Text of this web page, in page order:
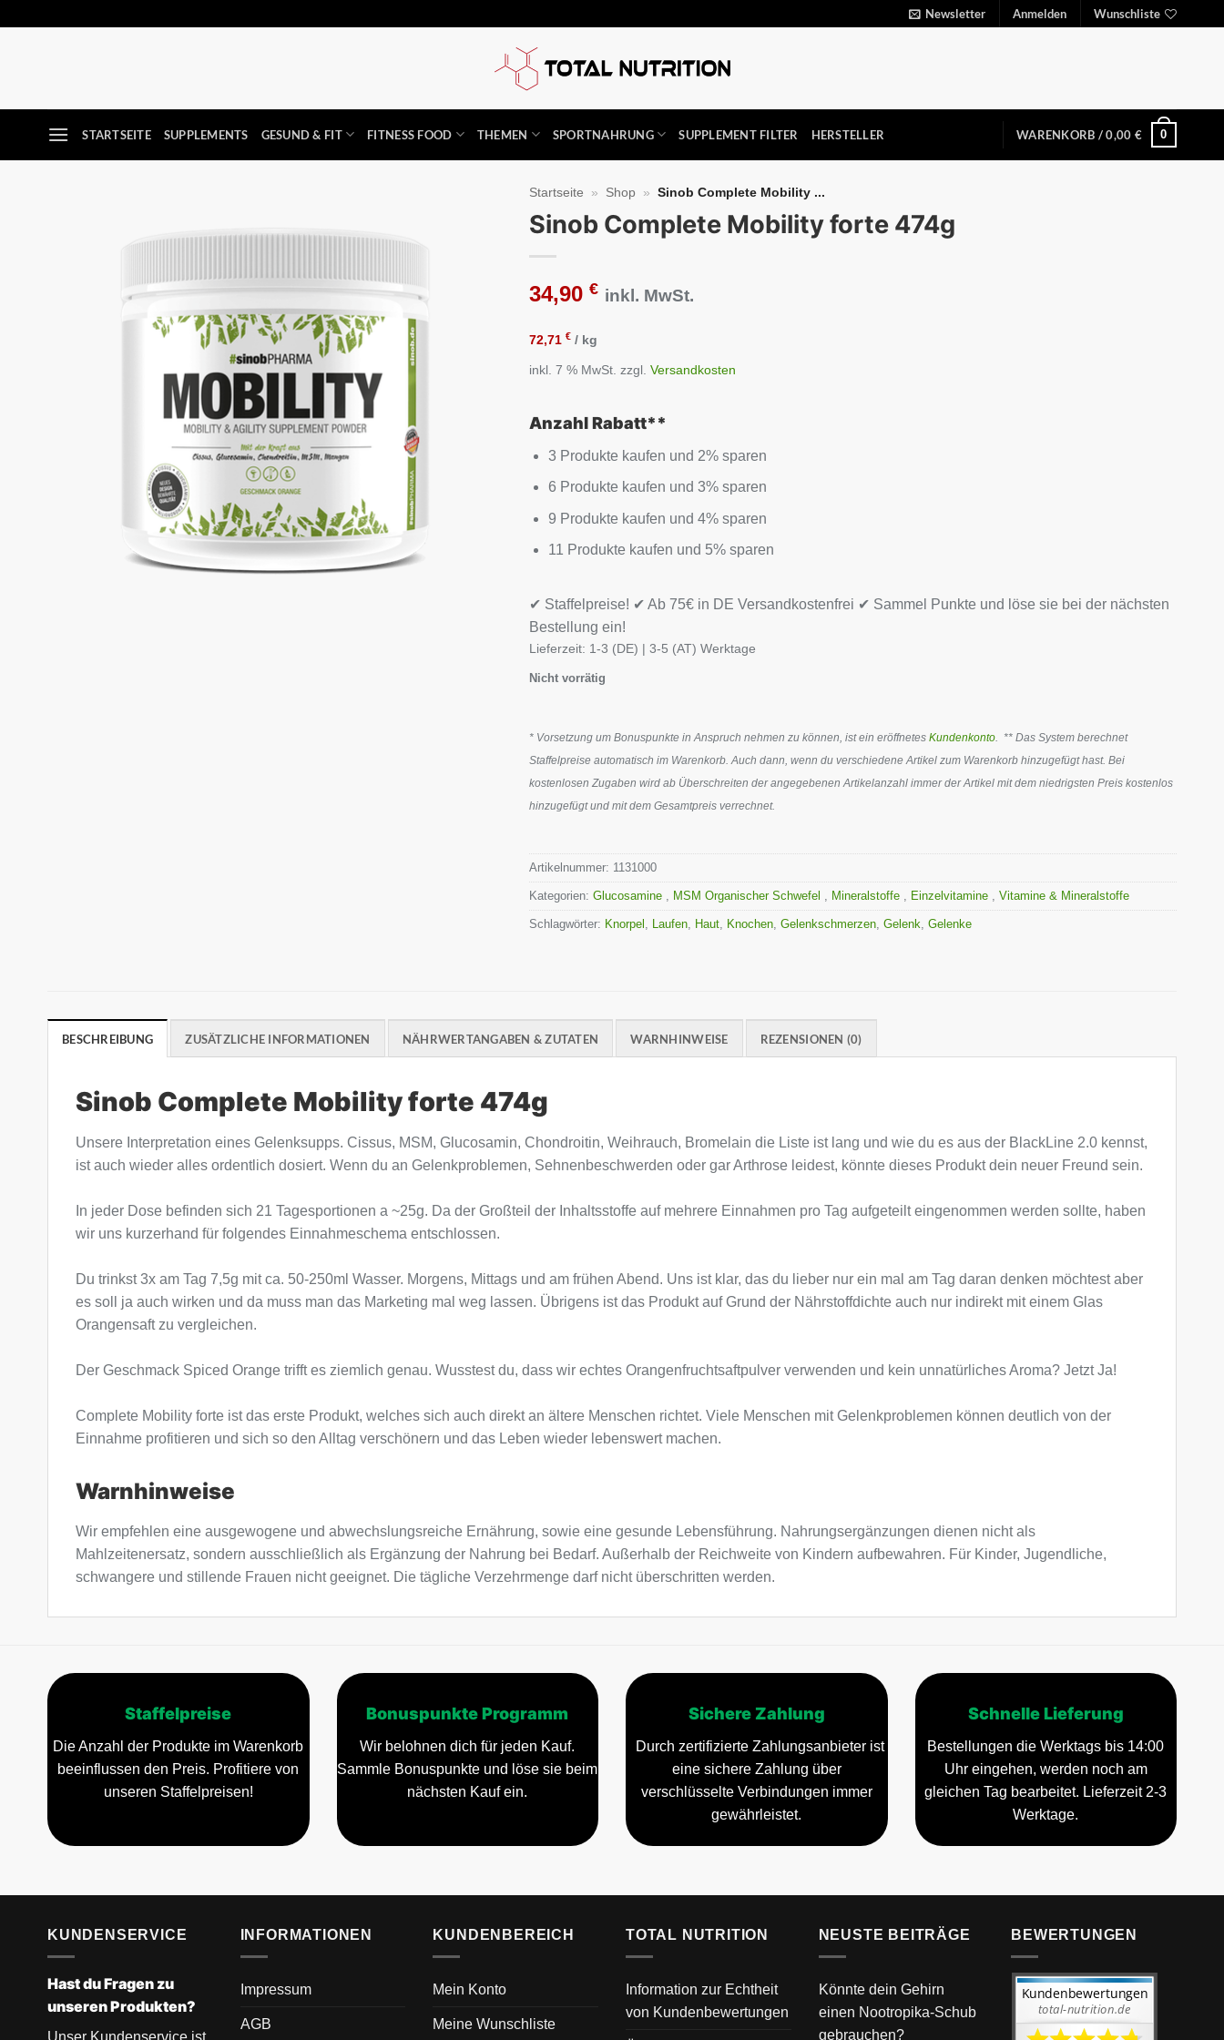
Newsletter Anmelden Wunschliste
STARTSEITE SUPPLEMENTS GESUND & FIT FITNESS FOOD THEMEN SPORTNAHRUNG SUPPLEMENT FILTER HERSTELLER WARENKORB /0,00 € 0
Startseite » Shop » Sinob Complete Mobility ...
Sinob Complete Mobility forte 474g
34,90€ inkl. MwSt.
72,71€ / kg
inkl. 7 % MwSt. zzgl.Versandkosten
Anzahl Rabatt**
3 Produkte kaufen und 2% sparen
6 Produkte kaufen und 3% sparen
9 Produkte kaufen und 4% sparen
11 Produkte kaufen und 5% sparen
✔ Staffelpreise! ✔ Ab 75€ in DE Versandkostenfrei ✔ Sammel Punkte und löse sie bei der nächsten
Bestellung ein!
Lieferzeit: 1-3 (DE) | 3-5 (AT) Werktage
Nicht vorrätig
* Vorsetzung um Bonuspunkte in Anspruch nehmen zu können, ist ein eröffnetesKundenkonto . ** Das System berechnet
Staffelpreise automatisch im Warenkorb. Auch dann, wenn du verschiedene Artikel zum Warenkorb hinzugefügt hast. Bei
kostenlosen Zugaben wird ab Überschreiten der angegebenen Artikelanzahl immer der Artikel mit dem niedrigsten Preis kostenlos
hinzugefügt und mit dem Gesamtpreis verrechnet.
Artikelnummer: 1131000
Kategorien:Glucosamine MSM Organischer Schwefel Mineralstoffe Einzelvitamine ,Vitamine & Mineralstoffe
Schlagwörter: Knorpel Laufen Haut Knochen ,Gelenkschmerzen ,Gelenk ,Gelenke
BESCHREIBUNG ZUSÄTZLICHE INFORMATIONEN NÄHRWERTANGABEN & ZUTATEN WARNHINWEISE REZENSIONEN (0)
Sinob Complete Mobility forte 474g
Unsere Interpretation eines Gelenksupps. Cissus, MSM, Glucosamin, Chondroitin, Weihrauch, Bromelain die Liste ist lang und wie du es aus der BlackLine 2.0 kennst,
ist auch wieder alles ordentlich dosiert. Wenn du an Gelenkproblemen, Sehnenbeschwerden oder gar Arthrose leidest, könnte dieses Produkt dein neuer Freund sein.
In jeder Dose befinden sich 21 Tagesportionen a ~25g. Da der Großteil der Inhaltsstoffe auf mehrere Einnahmen pro Tag aufgeteilt eingenommen werden sollte, haben
wir uns kurzerhand für folgendes Einnahmeschema entschlossen.
Du trinkst 3x am Tag 7,5g mit ca. 50-250ml Wasser. Morgens, Mittags und am frühen Abend. Uns ist klar, das du lieber nur ein mal am Tag daran denken möchtest aber
es soll ja auch wirken und da muss man das Marketing mal weg lassen. Übrigens ist das Produkt auf Grund der Nährstoffdichte auch nur indirekt mit einem Glas
Orangensaft zu vergleichen.
Der Geschmack Spiced Orange trifft es ziemlich genau. Wusstest du, dass wir echtes Orangenfruchtsaftpulver verwenden und kein unnatürliches Aroma? Jetzt Ja!
Complete Mobility forte ist das erste Produkt, welches sich auch direkt an ältere Menschen richtet. Viele Menschen mit Gelenkproblemen können deutlich von der
Einnahme profitieren und sich so den Alltag verschönern und das Leben wieder lebenswert machen.
Warnhinweise
Wir empfehlen eine ausgewogene und abwechslungsreiche Ernährung, sowie eine gesunde Lebensführung. Nahrungsergänzungen dienen nicht als
Mahlzeitenersatz, sondern ausschließlich als Ergänzung der Nahrung bei Bedarf. Außerhalb der Reichweite von Kindern aufbewahren. Für Kinder, Jugendliche,
schwangere und stillende Frauen nicht geeignet. Die tägliche Verzehrmenge darf nicht überschritten werden.
Staffelpreise
Die Anzahl der Produkte im Warenkorb
beeinflussen den Preis. Profitiere von
unseren Staffelpreisen!
Bonuspunkte Programm
Wir belohnen dich für jeden Kauf.
Sammle Bonuspunkte und löse sie beim
nächsten Kauf ein.
Sichere Zahlung
Durch zertifizierte Zahlungsanbieter ist
eine sichere Zahlung über
verschlüsselte Verbindungen immer
gewährleistet.
Schnelle Lieferung
Bestellungen die Werktags bis 14:00
Uhr eingehen, werden noch am
gleichen Tag bearbeitet. Lieferzeit 2-3
Werktage.
KUNDENSERVICE
Hast du Fragen zu
unseren Produkten?
INFORMATIONEN
Impressum
AGB
KUNDENBEREICH
Mein Konto
Meine Wunschliste
TOTAL NUTRITION
Information zur Echtheit
von Kundenbewertungen
NEUSTE BEITRÄGE
Könnte dein Gehirn
einen Nootropika-Schub
gebrauchen?
BEWERTUNGEN